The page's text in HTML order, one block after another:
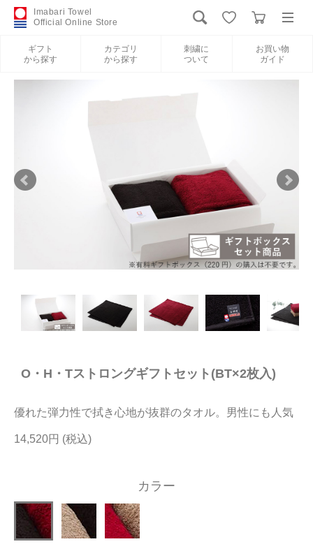
Imabari Towel
Official Online Store
ギフト
から探す
カテゴリ
から探す
刺繍に
ついて
お買い物
ガイド
新規会員登録
当サイトについて
大量購入・法人向けの購入の方は
O・H・Tストロングギフトセット(BT×2枚入)
優れた弾力性で拭き心地が抜群のタオル。男性にも人気
14,520円
カラー